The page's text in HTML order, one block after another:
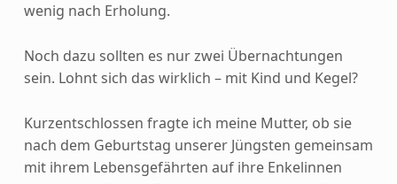
wenig nach Erholung.
Noch dazu sollten es nur zwei Übernachtungen
sein. Lohnt sich das wirklich – mit Kind und Kegel?
Kurzentschlossen fragte ich meine Mutter, ob sie
nach dem Geburtstag unserer Jüngsten gemeinsam
mit ihrem Lebensgefährten auf ihre Enkelinnen